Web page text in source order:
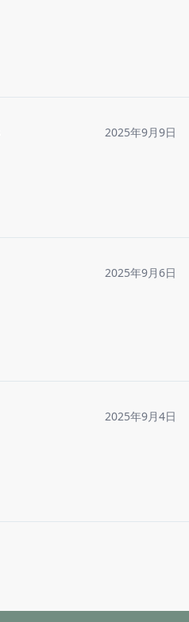
2025年9月9日
2025年9月6日
2025年9月4日